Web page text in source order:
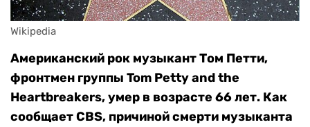
Wikipedia
Американский рок музыкант Том Петти,
фронтмен группы Tom Petty and the
Heartbreakers, умер в возрасте 66 лет. Как
сообщает CBS, причиной смерти музыканта